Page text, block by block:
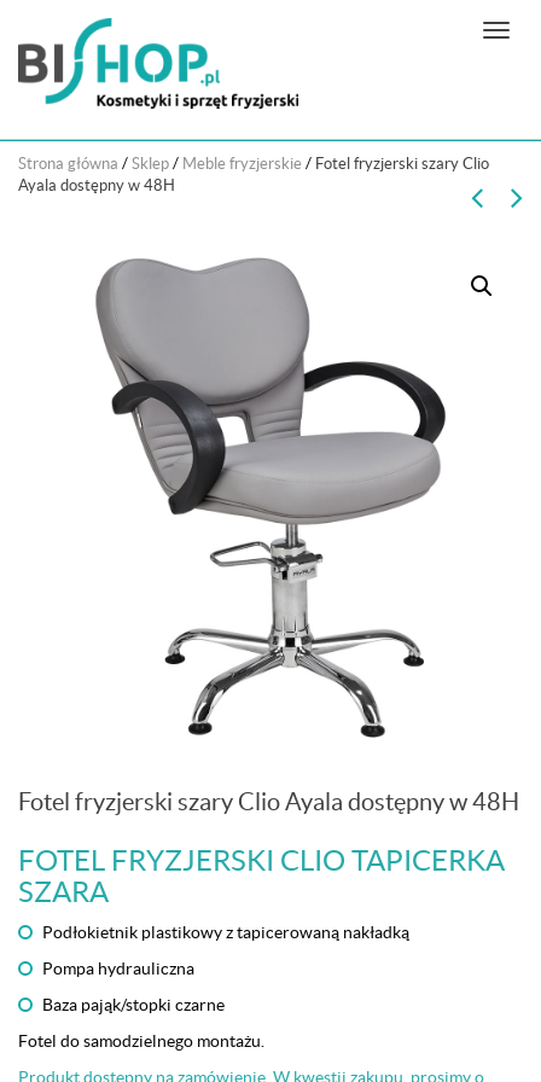
N
g
Strona główna / Sklep / Meble fryzjerskie / Fotel fryzjerski szary Clio
Ayala dostępny w 48H
Fotel fryzjerski szary Clio Ayala dostępny w 48H
FOTEL FRYZJERSKI CLIO TAPICERKA
SZARA
Podłokietnik plastikowy z tapicerowaną nakładką
Pompa hydrauliczna
Baza pająk/stopki czarne
Fotel do samodzielnego montażu.
Produkt dostępny na zamówienie. W kwestii zakupu prosimy o